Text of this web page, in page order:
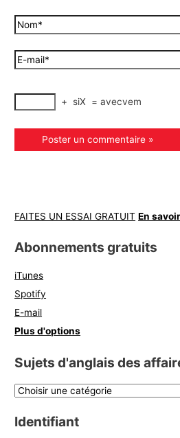
+ siX = avecvem
FAITES UN ESSAI GRATUIT En
Abonnements gratuits
iTunes
Spotify
E-mail
Plus d'options
Sujets d'anglais des
Identifiant